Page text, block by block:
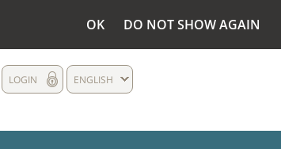
OK DO NOT SHOW AGAIN
ENGLISH
LOGIN